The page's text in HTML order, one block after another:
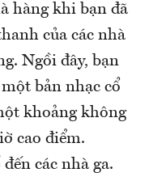
hàng khi bạn đã
của các nhà
Ngồi đây, bạn
bản nhạc cổ
khoảng không
cao điểm.
các nhà ga.